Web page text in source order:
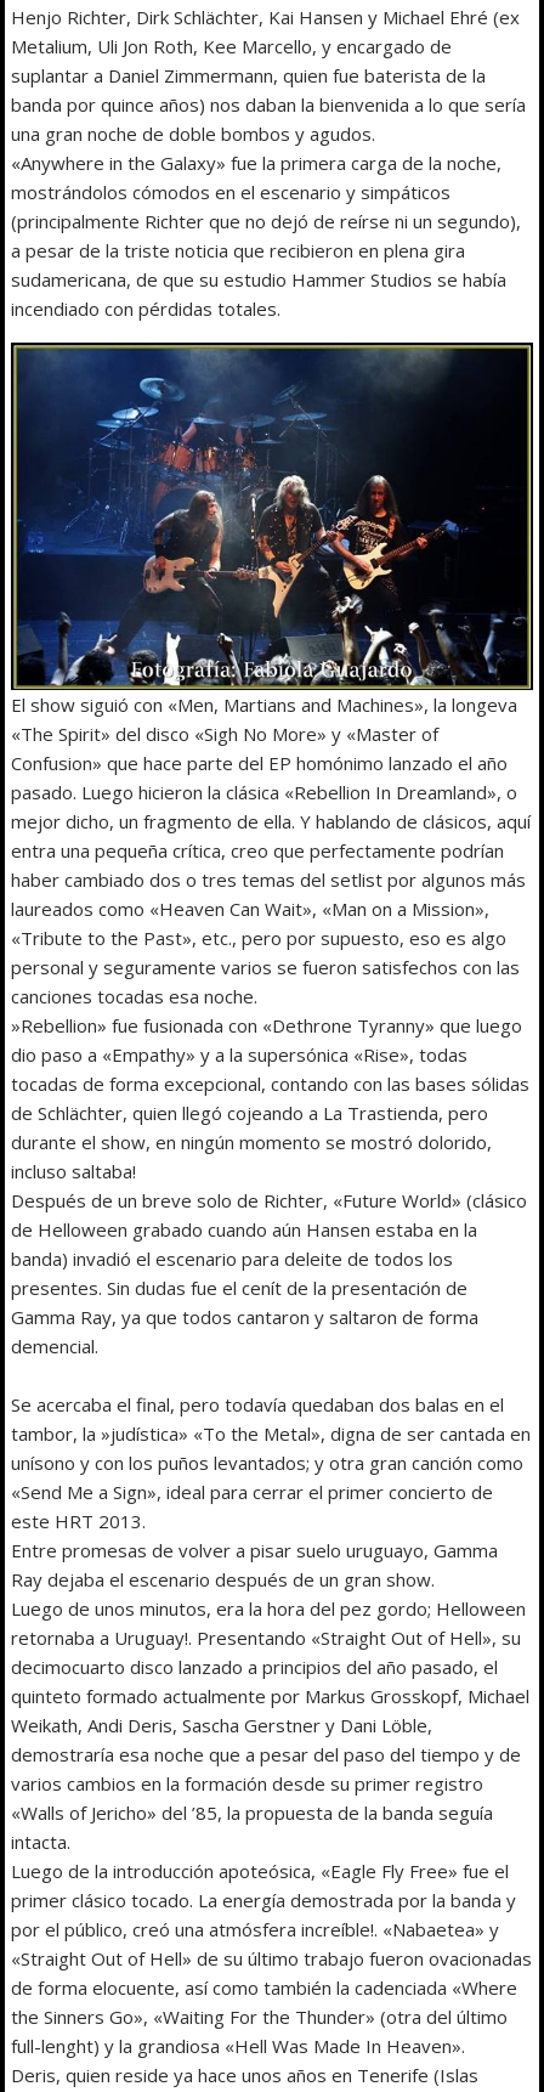
Henjo Richter, Dirk Schlächter, Kai Hansen y Michael Ehré (ex
Metalium, Uli Jon Roth, Kee Marcello, y encargado de
suplantar a Daniel Zimmermann, quien fue baterista de la
banda por quince años) nos daban la bienvenida a lo que sería
una gran noche de doble bombos y agudos.
«Anywhere in the Galaxy» fue la primera carga de la noche,
mostrándolos cómodos en el escenario y simpáticos
(principalmente Richter que no dejó de reírse ni un segundo),
a pesar de la triste noticia que recibieron en plena gira
sudamericana, de que su estudio Hammer Studios se había
incendiado con pérdidas totales.
El show siguió con «Men, Martians and Machines», la longeva
«The Spirit» del disco «Sigh No More» y «Master of
Confusion» que hace parte del EP homónimo lanzado el año
pasado. Luego hicieron la clásica «Rebellion In Dreamland», o
mejor dicho, un fragmento de ella. Y hablando de clásicos, aquí
entra una pequeña crítica, creo que perfectamente podrían
haber cambiado dos o tres temas del setlist por algunos más
laureados como «Heaven Can Wait», «Man on a Mission»,
«Tribute to the Past», etc., pero por supuesto, eso es algo
personal y seguramente varios se fueron satisfechos con las
canciones tocadas esa noche.
»Rebellion» fue fusionada con «Dethrone Tyranny» que luego
dio paso a «Empathy» y a la supersónica «Rise», todas
tocadas de forma excepcional, contando con las bases sólidas
de Schlächter, quien llegó cojeando a La Trastienda, pero
durante el show, en ningún momento se mostró dolorido,
incluso saltaba!
Después de un breve solo de Richter, «Future World» (clásico
de Helloween grabado cuando aún Hansen estaba en la
banda) invadió el escenario para deleite de todos los
presentes. Sin dudas fue el cenít de la presentación de
Gamma Ray, ya que todos cantaron y saltaron de forma
demencial.
Se acercaba el final, pero todavía quedaban dos balas en el
tambor, la »judística» «To the Metal», digna de ser cantada en
unísono y con los puños levantados; y otra gran canción como
«Send Me a Sign», ideal para cerrar el primer concierto de
este HRT 2013.
Entre promesas de volver a pisar suelo uruguayo, Gamma
Ray dejaba el escenario después de un gran show.
Luego de unos minutos, era la hora del pez gordo; Helloween
retornaba a Uruguay!. Presentando «Straight Out of Hell», su
decimocuarto disco lanzado a principios del año pasado, el
quinteto formado actualmente por Markus Grosskopf, Michael
Weikath, Andi Deris, Sascha Gerstner y Dani Löble,
demostraría esa noche que a pesar del paso del tiempo y de
varios cambios en la formación desde su primer registro
«Walls of Jericho» del ’85, la propuesta de la banda seguía
intacta.
Luego de la introducción apoteósica, «Eagle Fly Free» fue el
primer clásico tocado. La energía demostrada por la banda y
por el público, creó una atmósfera increíble!. «Nabaetea» y
«Straight Out of Hell» de su último trabajo fueron ovacionadas
de forma elocuente, así como también la cadenciada «Where
the Sinners Go», «Waiting For the Thunder» (otra del último
full-lenght) y la grandiosa «Hell Was Made In Heaven».
Deris, quien reside ya hace unos años en Tenerife (Islas